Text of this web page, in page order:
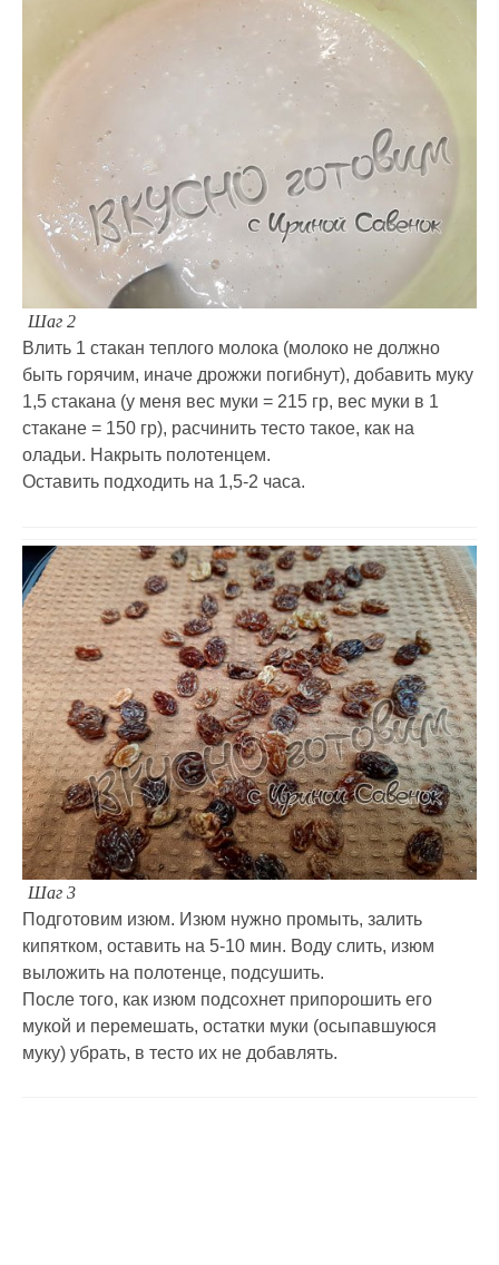
Шаг 2
Влить 1 стакан теплого молока (молоко не должно
быть горячим, иначе дрожжи погибнут), добавить муку
1,5 стакана (у меня вес муки = 215 гр, вес муки в 1
стакане = 150 гр), расчинить тесто такое, как на
оладьи. Накрыть полотенцем.
Оставить подходить на 1,5-2 часа.
Шаг 3
Подготовим изюм. Изюм нужно промыть, залить
кипятком, оставить на 5-10 мин. Воду слить, изюм
выложить на полотенце, подсушить.
После того, как изюм подсохнет припорошить его
мукой и перемешать, остатки муки (осыпавшуюся
муку) убрать, в тесто их не добавлять.